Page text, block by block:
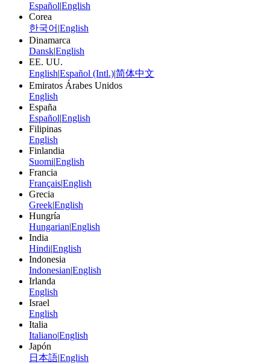
Español|English
Corea
한국어 |English
Dinamarca
Dansk|English
EE. UU.
English|Español (Intl.)|简体中文
Emiratos Árabes Unidos
English
España
Español|English
Filipinas
English
Finlandia
Suomi|English
Francia
Français|English
Grecia
Greek|English
Hungría
Hungarian|English
India
Hindi|English
Indonesia
Indonesian|English
Irlanda
English
Israel
English
Italia
Italiano|English
Japón
日本語|English